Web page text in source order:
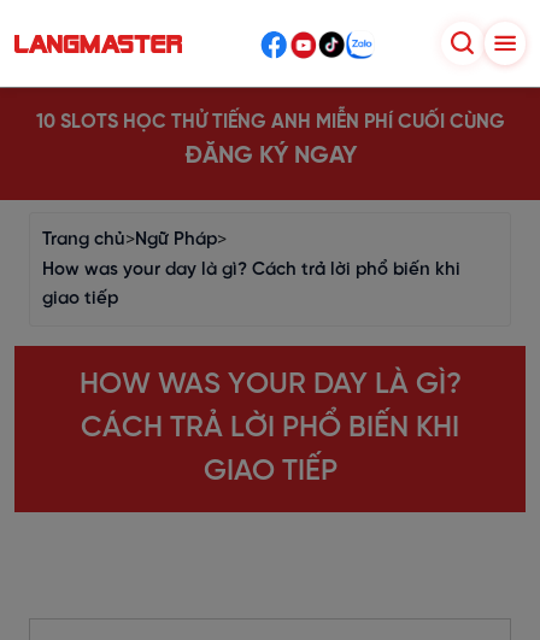
10 SLOTS HỌC THỬ TIẾNG ANH MIỄN PHÍ CUỐI CÙNG
ĐĂNG KÝ NGAY
Trang chủ>Ngữ Pháp>
How was your day là gì? Cách trả lời phổ biến khi
giao tiếp
HOW WAS YOUR DAY LÀ GÌ?
CÁCH TRẢ LỜI PHỔ BIẾN KHI
GIAO TIẾP